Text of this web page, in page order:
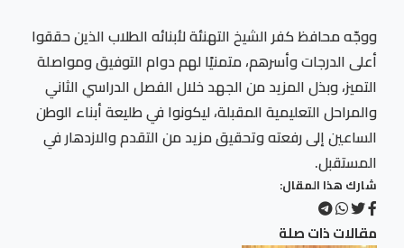
ووجّه محافظ كفر الشيخ التهنئة لأبنائه الطلاب الذين حققوا
أعلى الدرجات وأسرهم، متمنيًا لهم دوام التوفيق ومواصلة
التميز، وبذل المزيد من الجهد خلال الفصل الدراسي الثاني
والمراحل التعليمية المقبلة، ليكونوا في طليعة أبناء الوطن
الساعين إلى رفعته وتحقيق مزيد من التقدم والازدهار في
المستقبل.
شارك هذا المقال:
مقالات ذات صلة